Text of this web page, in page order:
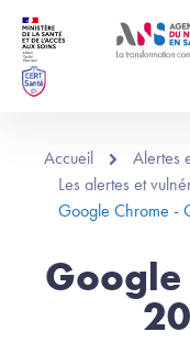
Aller au contenu principal
Accueil
Alertes
Les alertes et
Google Chrome -
Google